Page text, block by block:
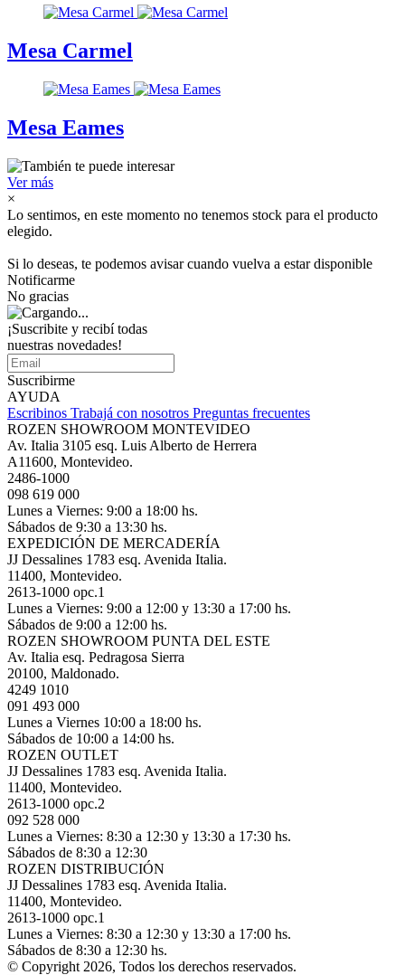
Mesa Carmel
Mesa Eames
Ver más
×
Lo sentimos, en este momento no tenemos stock para el producto
elegido.
Si lo deseas, te podemos avisar cuando vuelva a estar disponible
Notificarme
No gracias
¡Suscribite y recibí todas
nuestras novedades!
Suscribirme
AYUDA
Escribinos Trabajá con nosotros Preguntas frecuentes
ROZEN SHOWROOM MONTEVIDEO
Av. Italia 3105 esq. Luis Alberto de Herrera
A11600, Montevideo.
2486-1000
098 619 000
Lunes a Viernes: 9:00 a 18:00 hs.
Sábados de 9:30 a 13:30 hs.
EXPEDICIÓN DE MERCADERÍA
JJ Dessalines 1783 esq. Avenida Italia.
11400, Montevideo.
2613-1000 opc.1
Lunes a Viernes: 9:00 a 12:00 y 13:30 a 17:00 hs.
Sábados de 9:00 a 12:00 hs.
ROZEN SHOWROOM PUNTA DEL ESTE
Av. Italia esq. Pedragosa Sierra
20100, Maldonado.
4249 1010
091 493 000
Lunes a Viernes 10:00 a 18:00 hs.
Sábados de 10:00 a 14:00 hs.
ROZEN OUTLET
JJ Dessalines 1783 esq. Avenida Italia.
11400, Montevideo.
2613-1000 opc.2
092 528 000
Lunes a Viernes: 8:30 a 12:30 y 13:30 a 17:30 hs.
Sábados de 8:30 a 12:30
ROZEN DISTRIBUCIÓN
JJ Dessalines 1783 esq. Avenida Italia.
11400, Montevideo.
2613-1000 opc.1
Lunes a Viernes: 8:30 a 12:30 y 13:30 a 17:00 hs.
Sábados de 8:30 a 12:30 hs.
© Copyright 2026, Todos los derechos reservados.